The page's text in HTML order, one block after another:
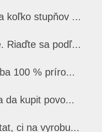
koľko stupňov ...
Riaďte sa podľ...
100 % príro...
da kupit povo...
ci na vyrobu...